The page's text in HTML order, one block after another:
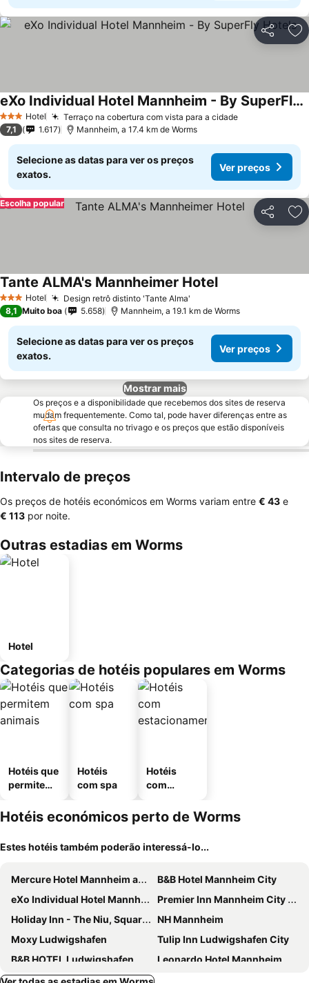
Partilhar
3 EstrelasHotel Terraço na cobertura com vista para a cidade
eXo Individual Hotel Mannheim - By SuperFly Hotels
7,1 1.617 Mannheim, a 17.4 km de Worms
Selecione as datas para ver os preços
exatos.
Ver preços
Partilhar
Escolha popular
3 EstrelasHotel Design retrô distinto 'Tante Alma'
Tante ALMA's Mannheimer Hotel
8,1 Muito boa 5.658 Mannheim, a 19.1 km de Worms
Selecione as datas para ver os preços
exatos.
Ver preços
Mostrar mais
Os preços e a disponibilidade que recebemos dos sites de reserva
mudam frequentemente. Como tal, pode haver diferenças entre as
ofertas que consulta no trivago e os preços que estão disponíveis
nos sites de reserva.
Intervalo de preços
Os preços de hotéis económicos em Worms variam entre ‎€ 43 e
‎€ 113 por noite.
Outras estadias em Worms
Hotel
Categorias de hotéis populares em Worms
Hotéis que
permitem
Hotéis
com spa
Hotéis
com
mento
Hotéis económicos perto de Worms
Estes hotéis também poderão interessá-lo...
Mercure Hotel Mannheim am Rathaus
B&B Hotel Mannheim City
eXo Individual Hotel Mannheim - By SuperFly Hotels
Premier Inn Mannheim City Centre
Holiday Inn - The Niu, Square Mannheim By Ihg
NH Mannheim
Moxy Ludwigshafen
Tulip Inn Ludwigshafen City
B&B HOTEL Ludwigshafen
Leonardo Hotel Mannheim City Center
Hilton Garden Inn Mannheim